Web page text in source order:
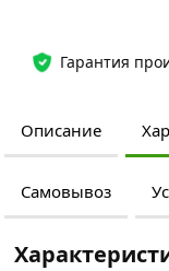
Гарантия
Описание
Самовывоз